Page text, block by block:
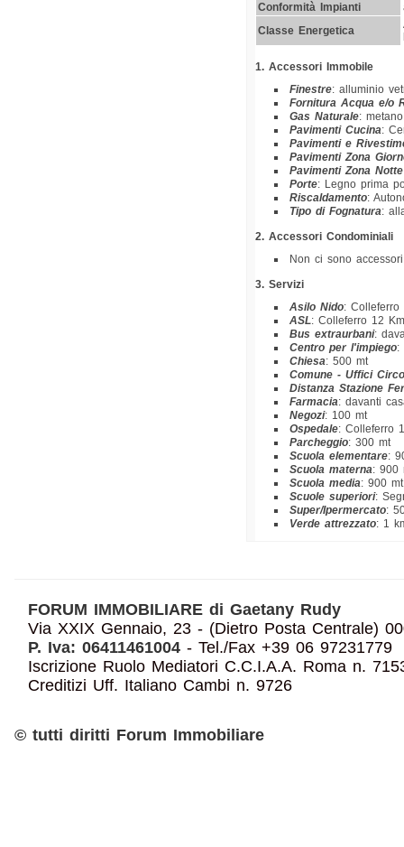
Conformità Impianti
Classe Energetica
1. Accessori Immobile
Finestre: alluminio
Fornitura Acqua e/o
Gas Naturale: metano
Pavimenti Cucina:
Pavimenti e
Pavimenti Zona
Pavimenti Zona Notte
Porte: Legno prima
Riscaldamento:
Tipo di Fognatura:
2. Accessori Condominiali
Non ci sono
3. Servizi
Asilo Nido: Colleferro
ASL: Colleferro 12 Km
Bus extraurbani:
Centro per l'impiego:
Chiesa: 500 mt
Comune - Uffici
Distanza Stazione
Farmacia: davanti
Negozi: 100 mt
Ospedale: Colleferro
Parcheggio: 300 mt
Scuola elementare:
Scuola materna: 900
Scuola media: 900 mt
Scuole superiori:
Super/Ipermercato:
Verde attrezzato: 1
FORUM IMMOBILIARE di Gaetany Rudy
Via XXIX Gennaio, 23 - (Dietro Posta Centrale)
P. Iva: 06411461004 - Tel./Fax +39 06 97231779
Iscrizione Ruolo Mediatori C.C.I.A.A. Roma n.
Creditizi Uff. Italiano Cambi n. 9726
© tutti diritti Forum Immobiliare